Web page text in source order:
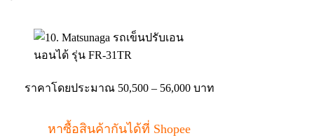
ราคาโดยประมาณ 50,500 – 56,000 บาท
หาซื้อสินค้ากันได้ที่ Shopee